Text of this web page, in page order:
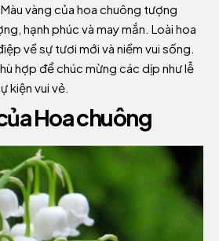
vàng của hoa chuông tượng
hạnh phúc và may mắn. Loài hoa
về sự tươi mới và niềm vui sống.
hợp để chúc mừng các dịp như lễ
kiện vui vẻ.
Hoa chuông